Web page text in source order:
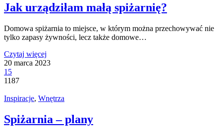
Jak urządziłam małą spiżarnię?
Domowa spiżarnia to miejsce, w którym można przechowywać nie
tylko zapasy żywności, lecz także domowe…
Czytaj więcej
20 marca 2023
15
1187
Inspiracje, Wnętrza
Spiżarnia – plany